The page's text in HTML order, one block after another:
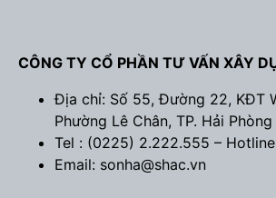
CÔNG TY CỔ PHẦN TƯ VẤN XÂY
Địa chỉ: Số 55, Đường 22, KĐT
Phường Lê Chân, TP. Hải Phòng
Tel : (0225) 2.222.555 –
Email: sonha@shac.vn